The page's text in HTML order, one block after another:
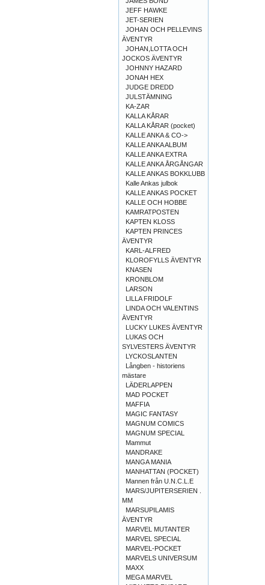
JEFF HAWKE
JET-SERIEN
JOHAN OCH PELLEVINS
ÄVENTYR
JOHAN,LOTTA OCH
JOCKOS ÄVENTYR
JOHNNY HAZARD
JONAH HEX
JUDGE DREDD
JULSTÄMNING
KA-ZAR
KALLA KÅRAR
KALLA KÅRAR (pocket)
KALLE ANKA & CO->
KALLE ANKA ALBUM
KALLE ANKA EXTRA
KALLE ANKA ÅRGÅNGAR
KALLE ANKAS BOKKLUBB
Kalle Ankas julbok
KALLE ANKAS POCKET
KALLE OCH HOBBE
KAMRATPOSTEN
KAPTEN KLOSS
KAPTEN PRINCES
ÄVENTYR
KARL-ALFRED
KLOROFYLLS ÄVENTYR
KNASEN
KRONBLOM
LARSON
LILLA FRIDOLF
LINDA OCH VALENTINS
ÄVENTYR
LUCKY LUKES ÄVENTYR
LUKAS OCH
SYLVESTERS ÄVENTYR
LYCKOSLANTEN
Långben - historiens
mästare
LÄDERLAPPEN
MAD POCKET
MAFFIA
MAGIC FANTASY
MAGNUM COMICS
MAGNUM SPECIAL
Mammut
MANDRAKE
MANGA MANIA
MANHATTAN (POCKET)
Mannen från U.N.C.L.E
MARS/JUPITERSERIEN .
MM
MARSUPILAMIS
ÄVENTYR
MARVEL MUTANTER
MARVEL SPECIAL
MARVEL-POCKET
MARVELS UNIVERSUM
MAXX
MEGA MARVEL